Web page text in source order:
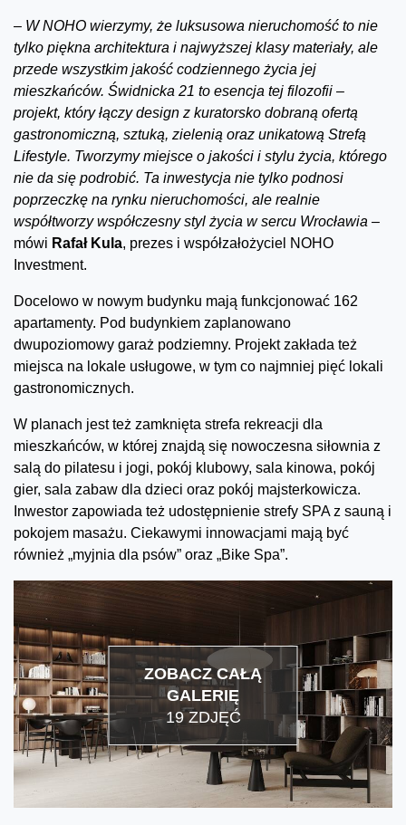
– W NOHO wierzymy, że luksusowa nieruchomość to nie
tylko piękna architektura i najwyższej klasy materiały, ale
przede wszystkim jakość codziennego życia jej
mieszkańców. Świdnicka 21 to esencja tej filozofii –
projekt, który łączy design z kuratorsko dobraną ofertą
gastronomiczną, sztuką, zielenią oraz unikatową Strefą
Lifestyle. Tworzymy miejsce o jakości i stylu życia, którego
nie da się podrobić. Ta inwestycja nie tylko podnosi
poprzeczkę na rynku nieruchomości, ale realnie
współtworzy współczesny styl życia w sercu Wrocławia –
mówi Rafał Kula, prezes i współzałożyciel NOHO
Investment.
Docelowo w nowym budynku mają funkcjonować 162
apartamenty. Pod budynkiem zaplanowano
dwupoziomowy garaż podziemny. Projekt zakłada też
miejsca na lokale usługowe, w tym co najmniej pięć lokali
gastronomicznych.
W planach jest też zamknięta strefa rekreacji dla
mieszkańców, w której znajdą się nowoczesna siłownia z
salą do pilatesu i jogi, pokój klubowy, sala kinowa, pokój
gier, sala zabaw dla dzieci oraz pokój majsterkowicza.
Inwestor zapowiada też udostępnienie strefy SPA z sauną i
pokojem masażu. Ciekawymi innowacjami mają być
również „myjnia dla psów” oraz „Bike Spa”.
ZOBACZ CAŁĄ
GALERIĘ
19 ZDJĘĆ